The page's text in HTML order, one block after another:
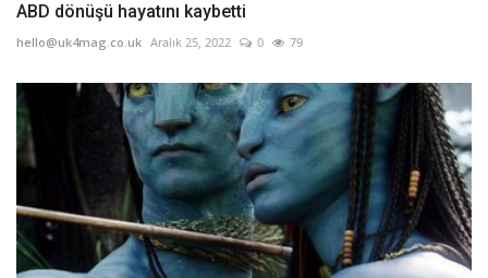
ABD dönüşü hayatını kaybetti
hello@uk4mag.co.uk Aralık 25, 2022 0 79